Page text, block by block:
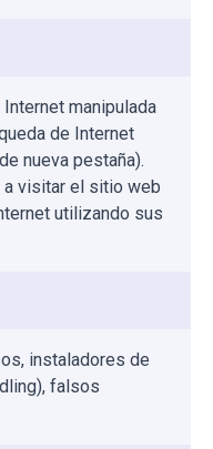
manipulada
de Internet
nueva pestaña).
visitar el sitio web
utilizando sus
instaladores de
falsos